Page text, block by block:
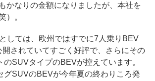
かなりの金額になりましたが、本社を
）。
しては、欧州ではすでに7人乗りBEV
されていてすごく好評で、さらにその
のSUVタイプのBEVが控えています。
グSUVのBEVが今年夏の終わりころ発